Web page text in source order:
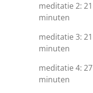
meditatie 2: 21
minuten
meditatie 3: 21
minuten
meditatie 4: 27
minuten